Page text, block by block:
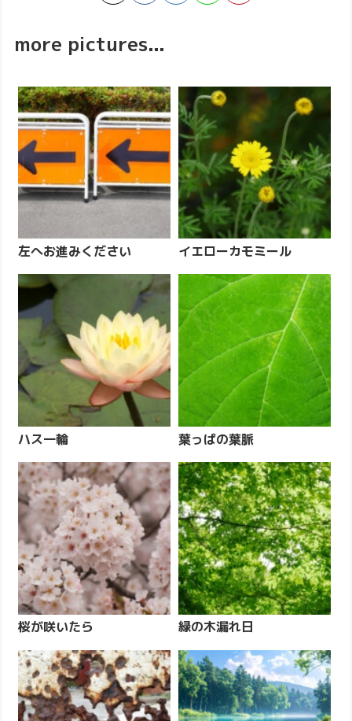
more pictures...
左へお進みください イエローカモミール
ハス一輪 葉っぱの葉脈
桜が咲いたら 緑の木漏れ日